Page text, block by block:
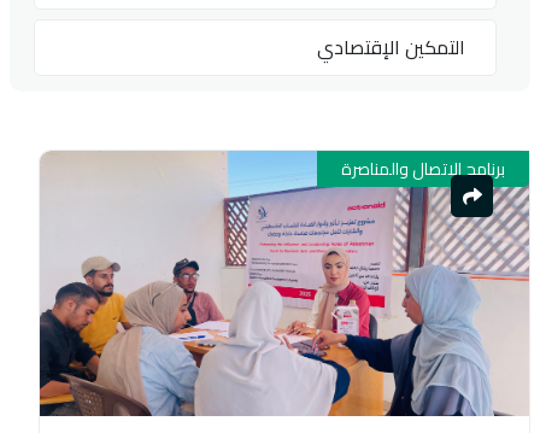
التمكين الإقتصادي
برنامج الاتصال والمناصرة